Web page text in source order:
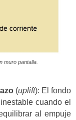
muro pantalla.
(uplift): El fondo
cuando el
al empuje